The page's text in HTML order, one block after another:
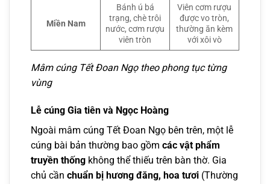
Miền Nam
Bánh ú bá
trạng, chè trôi
nước, cơm rượu
viên tròn
Viên cơm rượu
được vo tròn,
thường ăn kèm
với xôi vò
Mâm cúng Tết Đoan Ngọ theo phong tục từng
vùng
Lễ cúng Gia tiên và Ngọc Hoàng
Ngoài mâm cúng Tết Đoan Ngọ bên trên, một lễ
cúng bài bản thường bao gồm các vật phẩm
truyền thống không thể thiếu trên bàn thờ. Gia
chủ cần chuẩn bị hương đăng, hoa tươi (Thường